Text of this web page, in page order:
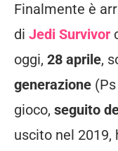
Finalmente è
di Jedi Survivor
oggi, 28 aprile,
generazione
gioco, seguito
uscito nel 2019,